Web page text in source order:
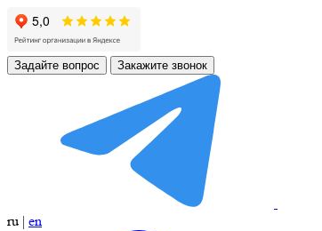
Задайте вопрос Закажите звонок
ru | en